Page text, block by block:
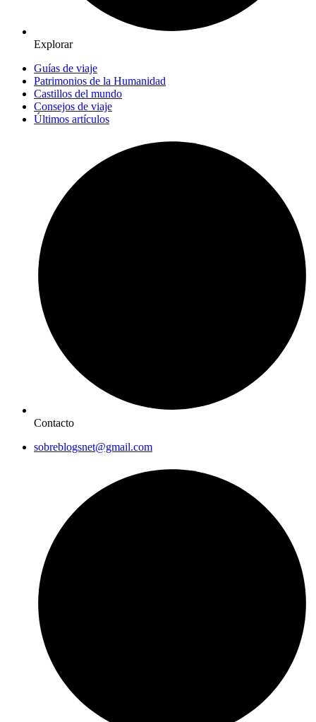
Explorar
Guías de viaje
Patrimonios de la Humanidad
Castillos del mundo
Consejos de viaje
Últimos artículos
Contacto
sobreblogsnet@gmail.com